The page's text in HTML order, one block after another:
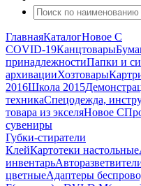
ГлавнаяКаталогНовое С
COVID-19Канцтовары
принадлежностиПапки и
архивацииХозтовары
2016Школа 2015
техникаСпецодежда,
товара из экселяНовое С
сувениры
Губки-стиратели
КлейКартотеки настольные
инвентарь
цветныеАдаптеры